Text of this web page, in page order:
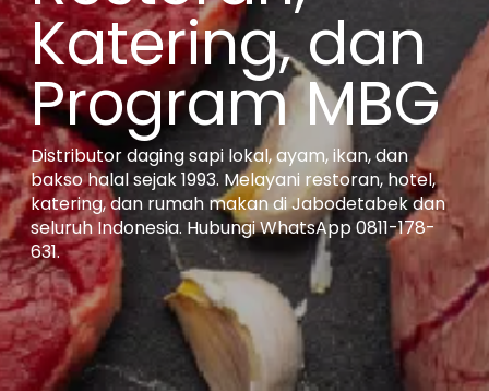
Katering, dan
Program MBG
Distributor daging sapi lokal, ayam, ikan, dan
bakso halal sejak 1993. Melayani restoran, hotel,
katering, dan rumah makan di Jabodetabek dan
seluruh Indonesia. Hubungi WhatsApp 0811-178-
631.